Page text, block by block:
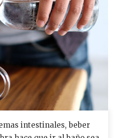
intestinales, beber